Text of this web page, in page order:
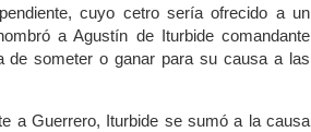
cuyo cetro sería ofrecido a un
a Agustín de Iturbide comandante
de someter o ganar para su causa a las
a Guerrero, Iturbide se sumó a la causa